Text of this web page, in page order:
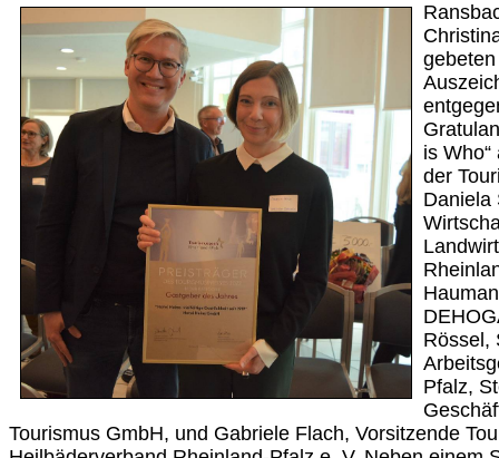
is
der
Daniela
Rössel,
Pfalz,
Tourismus GmbH, und Gabriele Flach, Vorsitzende